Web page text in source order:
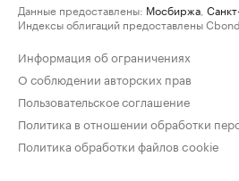
Данные предоставлены: Мосбиржа
Индексы облигаций предоставлены
Информация об ограничениях
О соблюдении авторских прав
Пользовательское соглашение
Политика в отношении обработки
Политика обработки файлов cookie